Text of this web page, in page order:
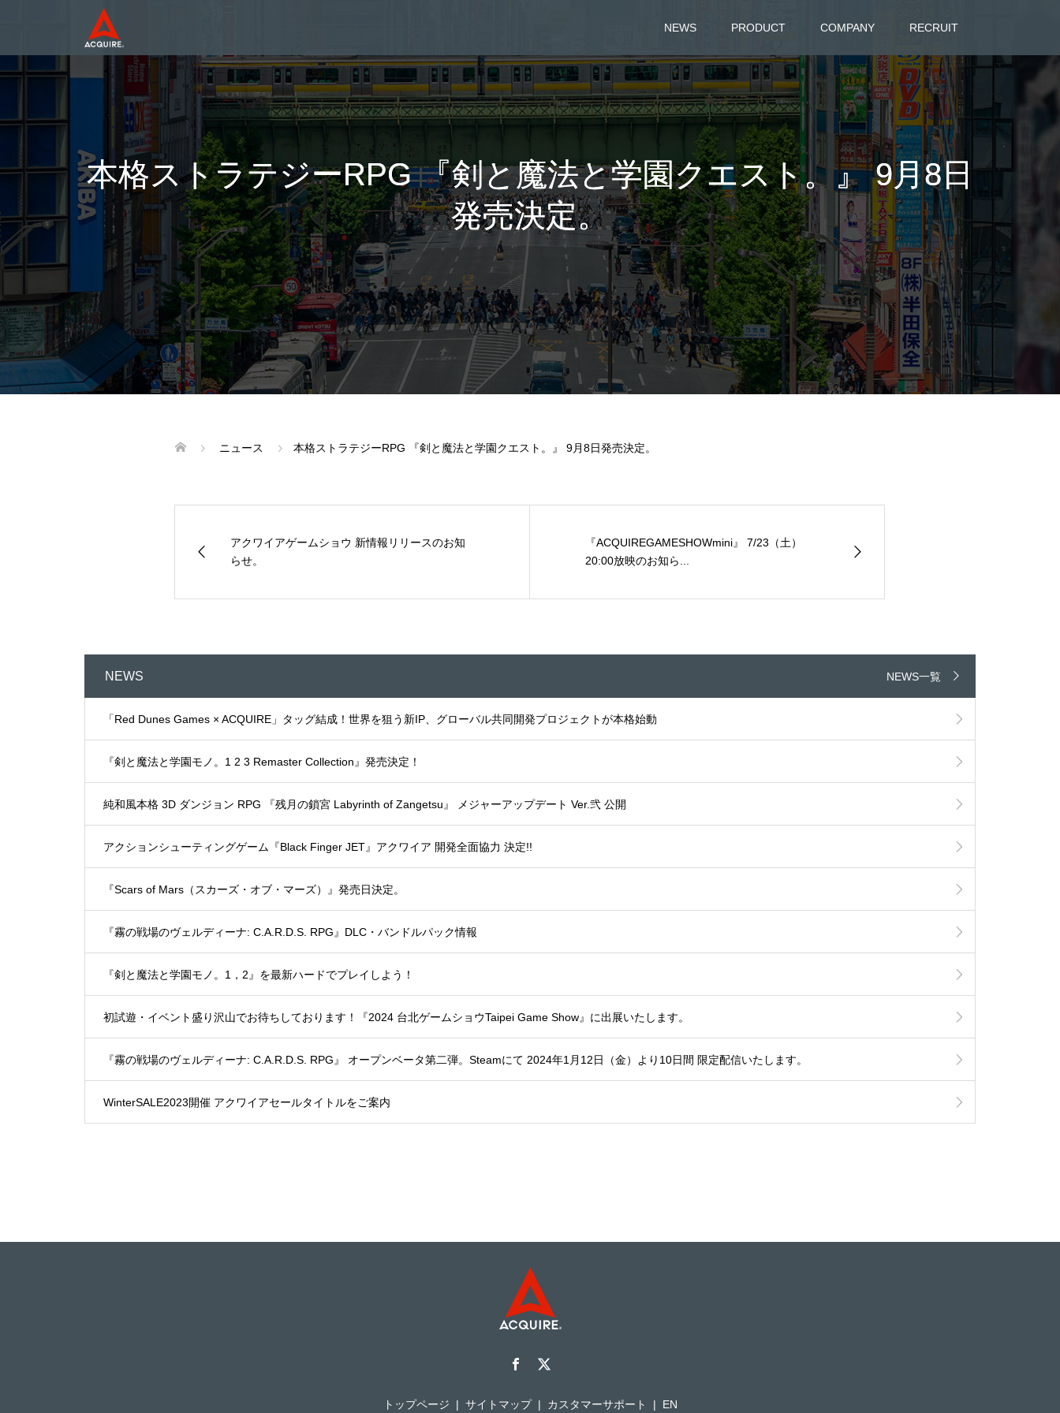
NEWS PRODUCT COMPANY RECRUIT
本格ストラテジーRPG 『剣と魔法と学園クエスト。』 9月8日
発売決定。
ニュース 本格ストラテジーRPG 『剣と魔法と学園クエスト。』 9月8日発売決定。
アクワイアゲームショウ 新情報リリースのお知
らせ。
『ACQUIREGAMESHOWmini』 7/23（土）
20:00放映のお知ら...
NEWS NEWS一覧
「Red Dunes Games × ACQUIRE」タッグ結成！世界を狙う新IP、グローバル共同開発プロジェクトが本格始動
『剣と魔法と学園モノ。1 2 3 Remaster Collection』発売決定！
純和風本格 3D ダンジョン RPG 『残月の鎖宮 Labyrinth of Zangetsu』 メジャーアップデート Ver.弐 公開
アクションシューティングゲーム『Black Finger JET』アクワイア 開発全面協力 決定!!
『Scars of Mars（スカーズ・オブ・マーズ）』発売日決定。
『霧の戦場のヴェルディーナ: C.A.R.D.S. RPG』DLC・バンドルパック情報
『剣と魔法と学園モノ。1，2』を最新ハードでプレイしよう！
初試遊・イベント盛り沢山でお待ちしております！『2024 台北ゲームショウTaipei Game Show』に出展いたします。
『霧の戦場のヴェルディーナ: C.A.R.D.S. RPG』 オープンベータ第二弾。Steamにて 2024年1月12日（金）より10日間 限定配信いたします。
WinterSALE2023開催 アクワイアセールタイトルをご案内
トップページ サイトマップ カスタマーサポート EN